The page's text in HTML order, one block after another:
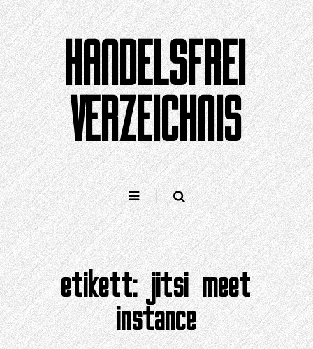
Zum
Inhalt
springen
HANDELSFREI
VERZEICHNIS
etikett:jitsi meet
instance